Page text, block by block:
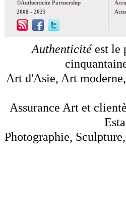
©Authenticite Partnership
2008 - 2025
Authenticitéest le
Art d'Asie, Art
Assurance Art et
Photographie,